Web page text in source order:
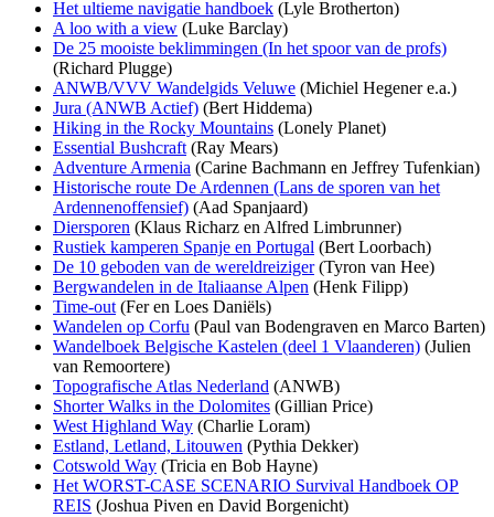
Het ultieme navigatie handboek (Lyle Brotherton)
A loo with a view (Luke Barclay)
De 25 mooiste beklimmingen (In het spoor van de profs)
(Richard Plugge)
ANWB/VVV Wandelgids Veluwe (Michiel Hegener e.a.)
Jura (ANWB Actief) (Bert Hiddema)
Hiking in the Rocky Mountains (Lonely Planet)
Essential Bushcraft (Ray Mears)
Adventure Armenia (Carine Bachmann en Jeffrey Tufenkian)
Historische route De Ardennen (Lans de sporen van het
Ardennenoffensief) (Aad Spanjaard)
Diersporen (Klaus Richarz en Alfred Limbrunner)
Rustiek kamperen Spanje en Portugal (Bert Loorbach)
De 10 geboden van de wereldreiziger(Tyron van Hee)
Bergwandelen in de Italiaanse Alpen (Henk Filipp)
Time-out (Fer en Loes Daniëls)
Wandelen op Corfu (Paul van Bodengraven en Marco Barten)
Wandelboek Belgische Kastelen (deel 1 Vlaanderen) (Julien
van Remoortere)
Topografische Atlas Nederland (ANWB)
Shorter Walks in the Dolomites (Gillian Price)
West Highland Way (Charlie Loram)
Estland, Letland, Litouwen (Pythia Dekker)
Cotswold Way (Tricia en Bob Hayne)
Het WORST-CASE SCENARIO Survival Handboek OP
REIS (Joshua Piven en David Borgenicht)